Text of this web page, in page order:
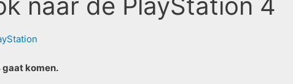
naar de PlayStation 4
gaat komen.